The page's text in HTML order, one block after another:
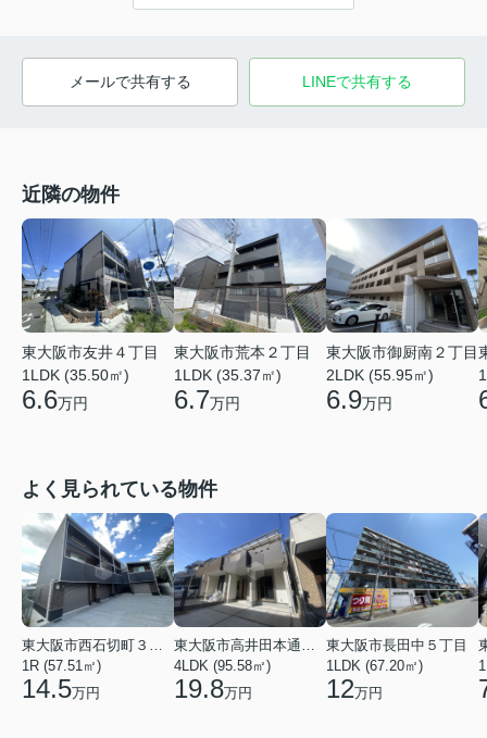
メールで共有する LINEで共有する
近隣の物件
東大阪市友井４丁目
1LDK (35.50㎡)
6.6万円
東大阪市荒本２丁目
1LDK (35.37㎡)
6.7万円
東大阪市御厨南２丁目
2LDK (55.95㎡)
6.9万円
よく見られている物件
東大阪市西石切町３丁目
1R (57.51㎡)
14.5万円
東大阪市高井田本通２丁目
4LDK (95.58㎡)
19.8万円
東大阪市長田中５丁目
1LDK (67.20㎡)
12万円